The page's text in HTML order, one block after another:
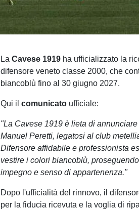
LaCavese 1919 ha ufficializzato la
difensore veneto classe 2000, che
biancoblù fino al 30 giugno 2027.
Qui ilcomunicato ufficiale:
"La Cavese 1919 è lieta di
Manuel Peretti, legatosi al club
Difensore affidabile e professionista
vestire i colori biancoblù,
impegno e senso di appartenenza."
Dopo l'ufficialità del rinnovo, il
per la fiducia ricevuta e la voglia di